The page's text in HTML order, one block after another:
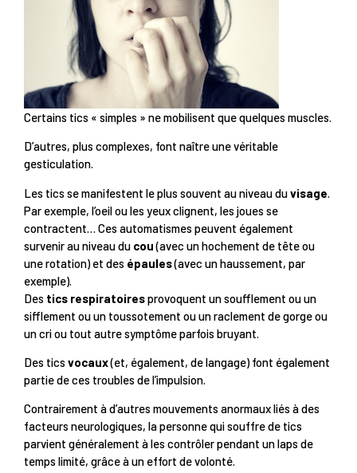
Certains tics « simples » ne mobilisent que quelques muscles.
D’autres, plus complexes, font naître une véritable
gesticulation.
Les tics se manifestent le plus souvent au niveau duvisage
Par exemple, l’oeil ou les yeux clignent, les joues se
contractent… Ces automatismes peuvent également
survenir au niveau du cou(avec un hochement de tête ou
une rotation) et des épaules(avec un haussement, par
exemple).
Des tics respiratoiresprovoquent un soufflement ou un
sifflement ou un toussotement ou un raclement de gorge ou
un cri ou tout autre symptôme parfois bruyant.
Des tics vocaux(et, également, de langage) font également
partie de ces troubles de l’impulsion.
Contrairement à d’autres mouvements anormaux liés à des
facteurs neurologiques, la personne qui souffre de tics
parvient généralement à les contrôler pendant un laps de
temps limité, grâce à un effort de volonté.